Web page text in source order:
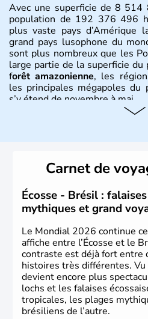
Avec une superficie de 8
population de 192 376 496
plus vaste pays d’Amérique
grand pays lusophone du
sont plus nombreux que les
large partie de la superficie
forêt amazonienne, les
les principales mégapoles du
s’y étend de novembre à mai.
du Brésil ont été atteintes
1500. Durant le XVIe siècle,
venus d'Afrique ont permis
ressources en sucre du pays.
Carnet de
Écosse - Brésil :
mythiques et grand
Le Mondial 2026 continue
affiche entre l’Écosse et le
contraste est déjà fort entre
histoires très différentes.
devient encore plus
lochs et les falaises
tropicales, les plages
brésiliens de l’autre.